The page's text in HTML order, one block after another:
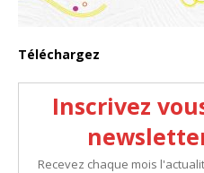
Téléchargez
Inscrivez
Recevez chaque mois